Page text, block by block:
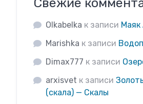
Olkabelka к записи Маяк
Marishka к записи
Dimax777 к записи
arxisvet к записи
(скала) — Скалы